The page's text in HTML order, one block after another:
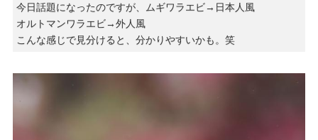
今日話題になったのですが、ムギワラエビ→日本人風
オルトマンワラエビ→外人風
こんな感じで見分けると、分かりやすいかも。笑